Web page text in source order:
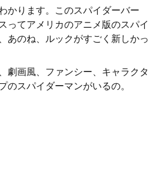
かります。このスパイダーバー
ってアメリカのアニメ版のスパイ
あのね、ルックがすごく新しかっ
劇画風、ファンシー、キャラクタ
のスパイダーマンがいるの。